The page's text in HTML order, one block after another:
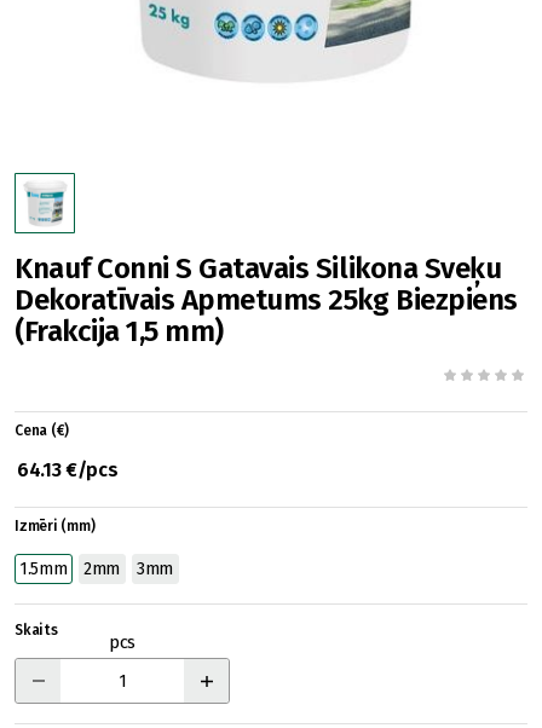
Knauf Conni S Gatavais Silikona Sveķu
Dekoratīvais Apmetums 25kg Biezpiens
(Frakcija 1,5 mm)
Cena (€)
64.13 €/pcs
Izmēri (mm)
1.5mm 2mm 3mm
Skaits
pcs